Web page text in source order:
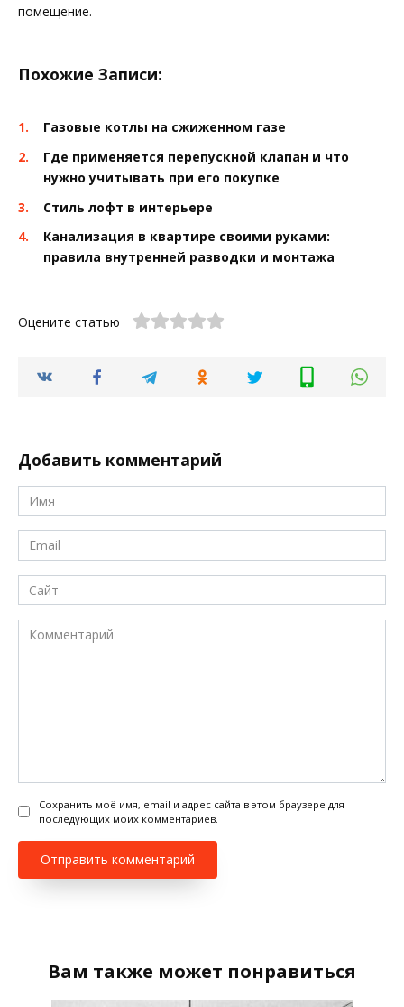
помещение.
Похожие Записи:
Газовые котлы на сжиженном газе
Где применяется перепускной клапан и что
нужно учитывать при его покупке
Стиль лофт в интерьере
Канализация в квартире своими руками:
правила внутренней разводки и монтажа
Оцените статью
Добавить комментарий
Имя
*
Email
*
Сайт
Комментарий
Сохранить моё имя, email и адрес сайта в этом браузере для
последующих моих комментариев.
Вам также может понравиться